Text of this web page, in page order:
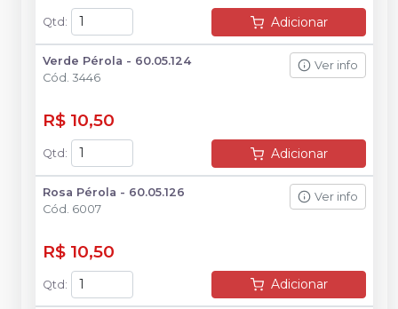
Qtd : Adicionar
Verde Pérola - 60.05.124
Cód. 3446
Ver info
R$ 10,50
Qtd : Adicionar
Rosa Pérola - 60.05.126
Cód. 6007
Ver info
R$ 10,50
Qtd: Adicionar